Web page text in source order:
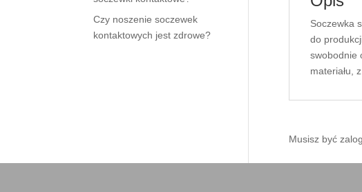
Soczewka
do
swobodnie
materiału,
Musisz być
Czy noszenie soczewek
kontaktowych jest zdrowe?